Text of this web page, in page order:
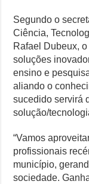
Segundo o
Ciência,
Rafael Dubeux,
soluções
ensino e
aliando o
sucedido servirá
solução/
“Vamos
profissionais
município,
sociedade.